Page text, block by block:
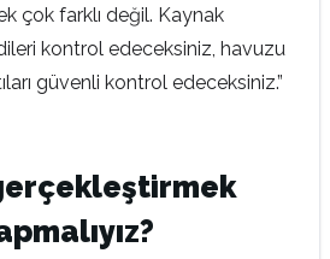
çok farklı değil. Kaynak
kontrol edeceksiniz, havuzu
güvenli kontrol edeceksiniz.”